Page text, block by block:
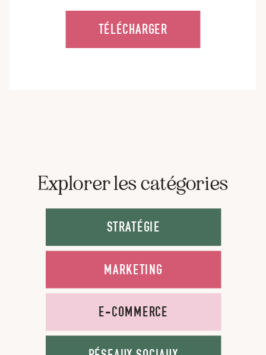
TÉLÉCHARGER
STRATÉGIE
MARKETING
E-COMMERCE
Explorer les catégories